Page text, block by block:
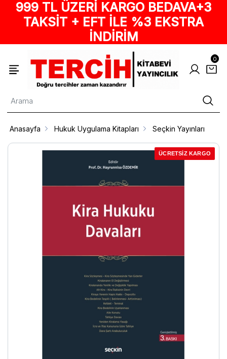
999 TL ÜZERİ KARGO BEDAVA+3
TAKSİT + EFT İLE %3 EKSTRA
İNDİRİM
0
Anasayfa Hukuk Uygulama Kitapları Seçkin Yayınları
ÜCRETSİZ KARGO